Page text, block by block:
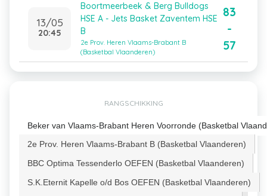
13/05
20:45
Boortmeerbeek & Berg Bulldogs
HSE A - Jets Basket Zaventem HSE
B
2e Prov. Heren Vlaams-Brabant B
(Basketbal Vlaanderen)
83
-
57
RANGSCHIKKING
Beker van Vlaams-Brabant Heren Voorronde (Basketbal
2e Prov. Heren Vlaams-Brabant B (Basketbal Vlaanderen)
BBC Optima Tessenderlo OEFEN (Basketbal Vlaanderen)
S.K.Eternit Kapelle o/d Bos OEFEN (Basketbal Vlaanderen)